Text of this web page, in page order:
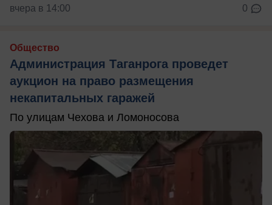
вчера в 14:00 0
Общество
Администрация Таганрога проведет
аукцион на право размещения
некапитальных гаражей
По улицам Чехова и Ломоносова